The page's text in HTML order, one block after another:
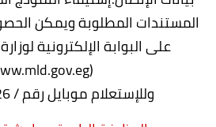
المستندات المطلوبة ويمكن
على البوابة الإلكترونية
(www.mld.gov.eg)
وللإستعلام موبايل رقم / 01101732226